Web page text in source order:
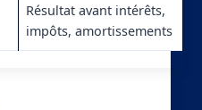
Résultat avant intérêts,
impôts, amortissements